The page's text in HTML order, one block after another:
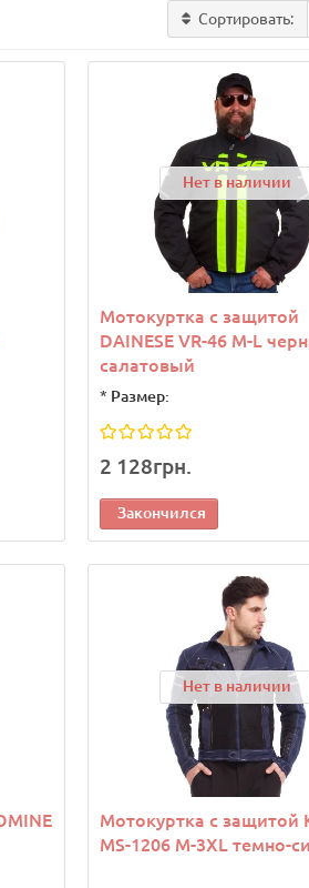
Сортировать:
Нет в наличии
Мотокуртка с защитой
DAINESE VR-46 M-L
салатовый
* Размер:
2 128грн.
Закончился
Нет в наличии
Мотокуртка с защитой
MS-1206 M-3XL темно-